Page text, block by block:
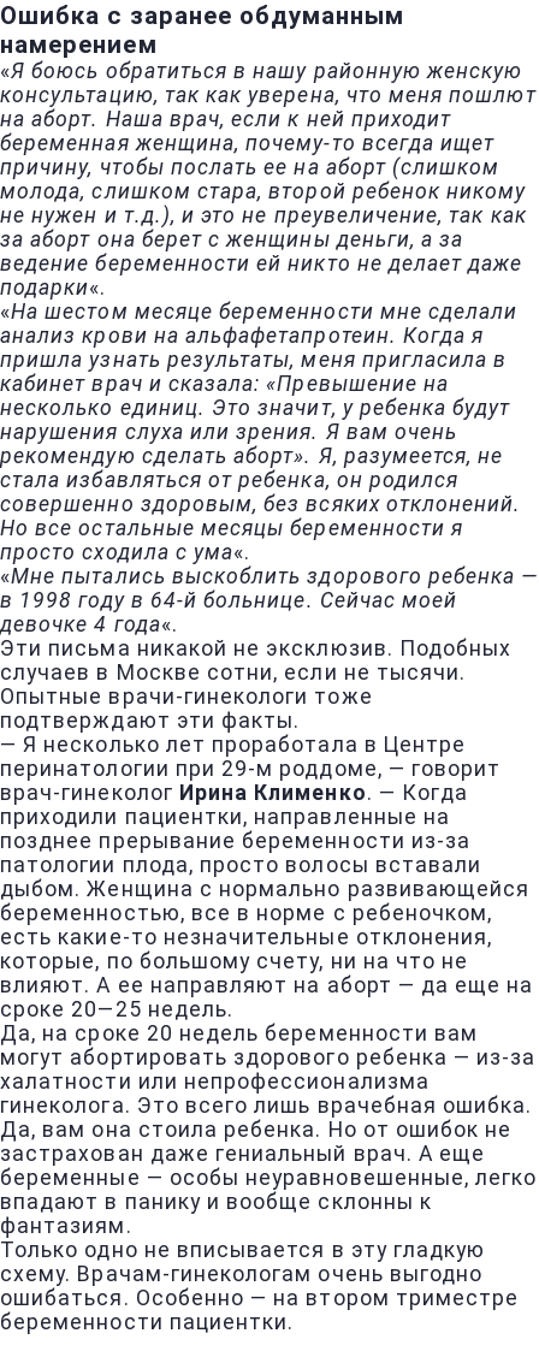
Ошибка с заранее обдуманным
намерением
«Я боюсь обратиться в нашу районную женскую
консультацию, так как уверена, что меня пошлют
на аборт. Наша врач, если к ней приходит
беременная женщина, почему-то всегда ищет
причину, чтобы послать ее на аборт (слишком
молода, слишком стара, второй ребенок никому
не нужен и т.д.), и это не преувеличение, так как
за аборт она берет с женщины деньги, а за
ведение беременности ей никто не делает даже
подарки«.
«На шестом месяце беременности мне сделали
анализ крови на альфафетапротеин. Когда я
пришла узнать результаты, меня пригласила в
кабинет врач и сказала: «Превышение на
несколько единиц. Это значит, у ребенка будут
нарушения слуха или зрения. Я вам очень
рекомендую сделать аборт». Я, разумеется, не
стала избавляться от ребенка, он родился
совершенно здоровым, без всяких отклонений.
Но все остальные месяцы беременности я
просто сходила с ума«.
«Мне пытались выскоблить здорового ребенка —
в 1998 году в 64-й больнице. Сейчас моей
девочке 4 года«.
Эти письма никакой не эксклюзив. Подобных
случаев в Москве сотни, если не тысячи.
Опытные врачи-гинекологи тоже
подтверждают эти факты.
— Я несколько лет проработала в Центре
перинатологии при 29-м роддоме, — говорит
врач-гинеколог Ирина Клименко. — Когда
приходили пациентки, направленные на
позднее прерывание беременности из-за
патологии плода, просто волосы вставали
дыбом. Женщина с нормально развивающейся
беременностью, все в норме с ребеночком,
есть какие-то незначительные отклонения,
которые, по большому счету, ни на что не
влияют. А ее направляют на аборт — да еще на
сроке 20—25 недель.
Да, на сроке 20 недель беременности вам
могут абортировать здорового ребенка — из-за
халатности или непрофессионализма
гинеколога. Это всего лишь врачебная ошибка.
Да, вам она стоила ребенка. Но от ошибок не
застрахован даже гениальный врач. А еще
беременные — особы неуравновешенные, легко
впадают в панику и вообще склонны к
фантазиям.
Только одно не вписывается в эту гладкую
схему. Врачам-гинекологам очень выгодно
ошибаться. Особенно — на втором триместре
беременности пациентки.